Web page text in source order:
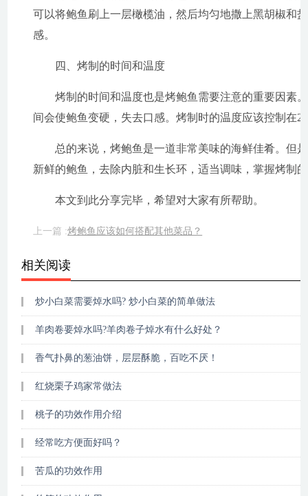
可以将鲍鱼刷上一层橄榄油，然后均匀地撒上黑胡椒和
感。
四、烤制的时间和温度
烤制的时间和温度也是烤鲍鱼需要注意的重要因素
间会使鲍鱼变硬，失去口感。烤制时的温度应该控制在
总的来说，烤鲍鱼是一道非常美味的海鲜佳肴。但
新鲜的鲍鱼，去除内脏和生长环，适当调味，掌握烤制
本文到此分享完毕，希望对大家有所帮助。
上一篇 :烤鲍鱼应该如何搭配其他菜品？
相关阅读
炒小白菜需要焯水吗? 炒小白菜的简单做法
羊肉卷要焯水吗?羊肉卷子焯水有什么好处？
香气扑鼻的葱油饼，层层酥脆，百吃不厌！
红烧栗子鸡家常做法
桃子的功效作用介绍
经常吃方便面好吗？
苦瓜的功效作用